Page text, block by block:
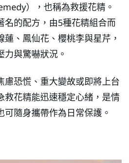
），也稱為救援花精。
名的配方，由5種花精組合而
、鳳仙花、櫻桃李與星芹，
與驚嚇狀況。
慮恐慌、重大變故或即將上台
救花精能迅速穩定心緒，是情
隨身攜帶作為日常保護。